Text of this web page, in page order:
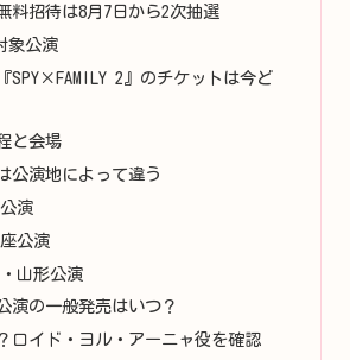
料招待は8月7日から2次抽選
象公演
SPY×FAMILY 2』のチケットは今ど
と会場
公演地によって違う
演
公演
山形公演
演の一般発売はいつ？
ロイド・ヨル・アーニャ役を確認